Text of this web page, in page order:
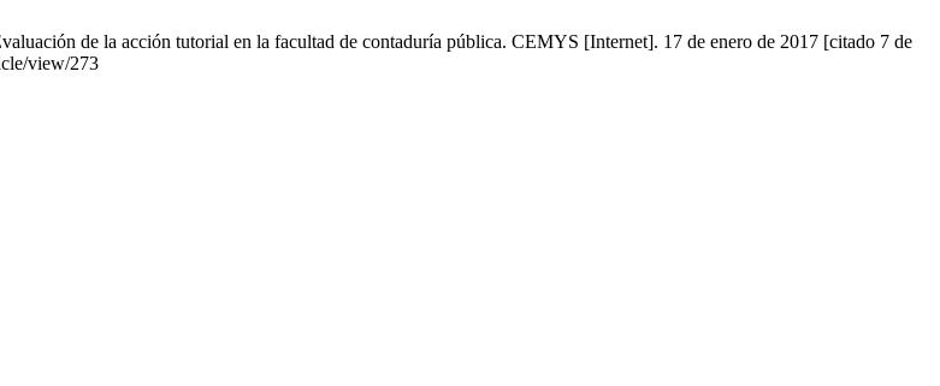
de la acción tutorial en la facultad de contaduría pública. CEMYS [Internet]. 17 de enero de 2017 [citado 7 de
view/273